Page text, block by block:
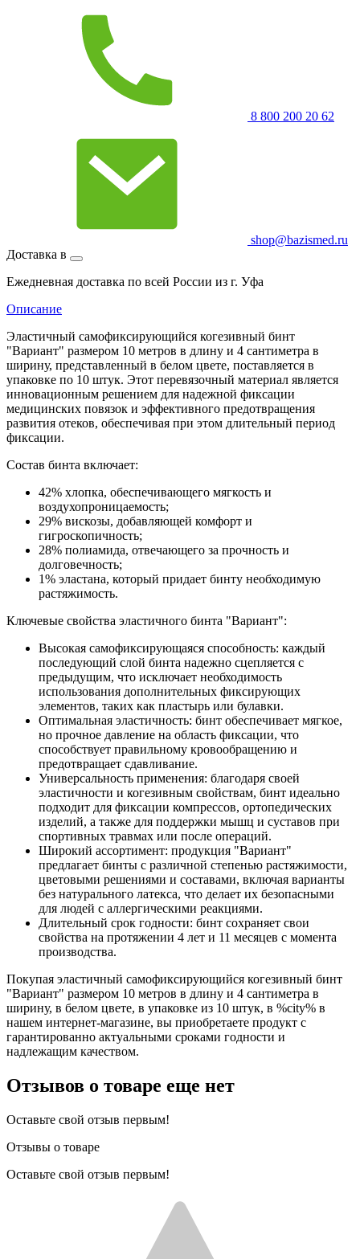
8 800 200 20 62
shop@bazismed.ru
Доставка в
Ежедневная доставка по всей России из г. Уфа
Описание
Эластичный самофиксирующийся когезивный бинт
"Вариант" размером 10 метров в длину и 4 сантиметра в
ширину, представленный в белом цвете, поставляется в
упаковке по 10 штук. Этот перевязочный материал является
инновационным решением для надежной фиксации
медицинских повязок и эффективного предотвращения
развития отеков, обеспечивая при этом длительный период
фиксации.
Состав бинта включает:
42% хлопка, обеспечивающего мягкость и
воздухопроницаемость;
29% вискозы, добавляющей комфорт и
гигроскопичность;
28% полиамида, отвечающего за прочность и
долговечность;
1% эластана, который придает бинту необходимую
растяжимость.
Ключевые свойства эластичного бинта "Вариант":
Высокая самофиксирующаяся способность: каждый
последующий слой бинта надежно сцепляется с
предыдущим, что исключает необходимость
использования дополнительных фиксирующих
элементов, таких как пластырь или булавки.
Оптимальная эластичность: бинт обеспечивает мягкое,
но прочное давление на область фиксации, что
способствует правильному кровообращению и
предотвращает сдавливание.
Универсальность применения: благодаря своей
эластичности и когезивным свойствам, бинт идеально
подходит для фиксации компрессов, ортопедических
изделий, а также для поддержки мышц и суставов при
спортивных травмах или после операций.
Широкий ассортимент: продукция "Вариант"
предлагает бинты с различной степенью растяжимости,
цветовыми решениями и составами, включая варианты
без натурального латекса, что делает их безопасными
для людей с аллергическими реакциями.
Длительный срок годности: бинт сохраняет свои
свойства на протяжении 4 лет и 11 месяцев с момента
производства.
Покупая эластичный самофиксирующийся когезивный бинт
"Вариант" размером 10 метров в длину и 4 сантиметра в
ширину, в белом цвете, в упаковке из 10 штук, в %city% в
нашем интернет-магазине, вы приобретаете продукт с
гарантированно актуальными сроками годности и
надлежащим качеством.
Отзывов о товаре еще нет
Оставьте свой отзыв первым!
Отзывы о товаре
Оставьте свой отзыв первым!